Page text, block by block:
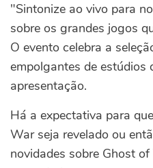
"Sintonize ao vivo para
sobre os grandes jogos
O evento celebra a
empolgantes de estúdios
apresentação.
Há a expectativa para
War seja revelado ou
novidades sobre Ghost